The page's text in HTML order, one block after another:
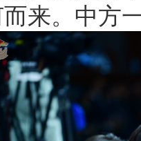
来。中方